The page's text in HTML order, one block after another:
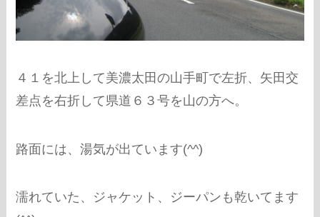
４１を北上して美濃太田の山手町で左折、矢田交
差点を右折して県道６３号を山の方へ。
路面には、湯気が出ています(^^)
濡れていた、ジャケット、ジーパンも乾いてます